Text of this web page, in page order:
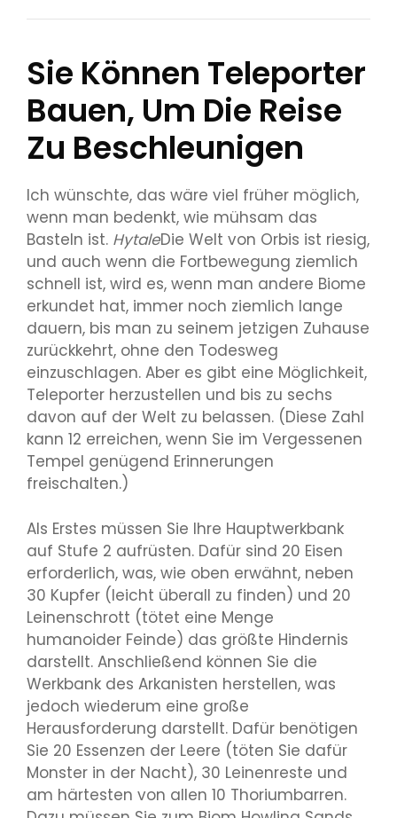
Sie Können Teleporter
Bauen, Um Die Reise
Zu Beschleunigen
Ich wünschte, das wäre viel früher möglich,
wenn man bedenkt, wie mühsam das
Basteln ist. HytaleDie Welt von Orbis ist riesig,
und auch wenn die Fortbewegung ziemlich
schnell ist, wird es, wenn man andere Biome
erkundet hat, immer noch ziemlich lange
dauern, bis man zu seinem jetzigen Zuhause
zurückkehrt, ohne den Todesweg
einzuschlagen. Aber es gibt eine Möglichkeit,
Teleporter herzustellen und bis zu sechs
davon auf der Welt zu belassen. (Diese Zahl
kann 12 erreichen, wenn Sie im Vergessenen
Tempel genügend Erinnerungen
freischalten.)
Als Erstes müssen Sie Ihre Hauptwerkbank
auf Stufe 2 aufrüsten. Dafür sind 20 Eisen
erforderlich, was, wie oben erwähnt, neben
30 Kupfer (leicht überall zu finden) und 20
Leinenschrott (tötet eine Menge
humanoider Feinde) das größte Hindernis
darstellt. Anschließend können Sie die
Werkbank des Arkanisten herstellen, was
jedoch wiederum eine große
Herausforderung darstellt. Dafür benötigen
Sie 20 Essenzen der Leere (töten Sie dafür
Monster in der Nacht), 30 Leinenreste und
am härtesten von allen 10 Thoriumbarren.